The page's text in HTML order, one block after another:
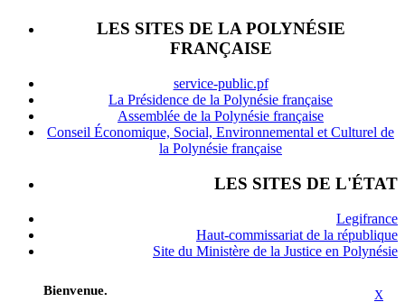
LES SITES DE LA POLYNÉSIE
FRANÇAISE
service-public.pf
La Présidence de la Polynésie française
Assemblée de la Polynésie française
Conseil Économique, Social, Environnemental et Culturel de
la Polynésie française
LES SITES DE L'ÉTAT
Legifrance
Haut-commissariat de la république
Site du Ministère de la Justice en Polynésie
X
Bienvenue.